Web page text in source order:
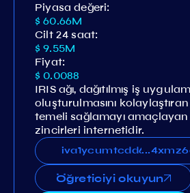
Piyasa değeri:
$ 60.66M
Cilt 24 saat:
$ 9.55M
Fiyat:
$ 0.0088
IRIS ağı, dağıtılmış iş
oluşturulmasını
temeli sağlamayı
zincirleri internetidir.
...
Öğreticiyi okuyun